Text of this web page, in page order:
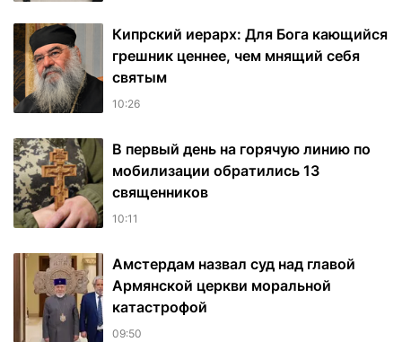
Кипрский иерарх: Для Бога кающийся
грешник ценнее, чем мнящий себя
святым
10:26
В первый день на горячую линию по
мобилизации обратились 13
священников
10:11
Амстердам назвал суд над главой
Армянской церкви моральной
катастрофой
09:50